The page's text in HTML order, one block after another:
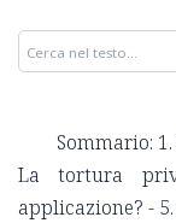
Sommario:
La tortura
applicazione? -